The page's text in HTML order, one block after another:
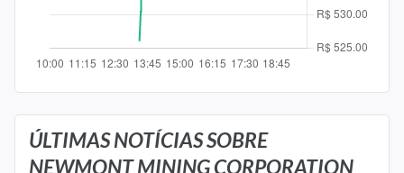
Central dos IPOs
Renda Fixa
Mercados
ÚLTIMAS NOTÍCIAS SOBRE
NEWMONT MINING CORPORATION